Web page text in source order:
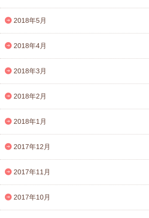
2018年5月
2018年4月
2018年3月
2018年2月
2018年1月
2017年12月
2017年11月
2017年10月